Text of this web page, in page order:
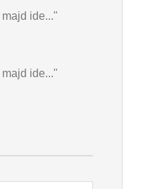
ide..."
ide..."